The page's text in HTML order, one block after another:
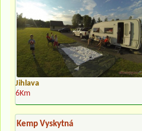
Jihlava
6Km
Kemp Vyskytná